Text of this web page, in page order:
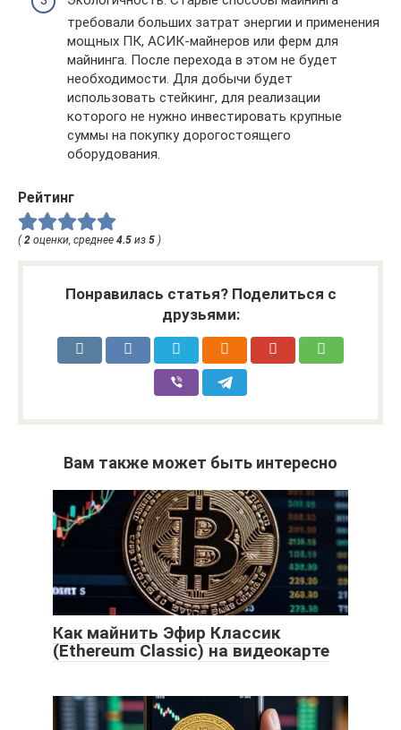
требовали больших затрат энергии и применения
мощных ПК, АСИК-майнеров или ферм для
майнинга. После перехода в этом не будет
необходимости. Для добычи будет
использовать стейкинг, для реализации
которого не нужно инвестировать крупные
суммы на покупку дорогостоящего
оборудования.
Рейтинг
( 2 оценки, среднее 4.5 из 5 )
Понравилась статья? Поделиться с
друзьями:
Вам также может быть интересно
Как майнить Эфир Классик
(Ethereum Classic) на видеокарте